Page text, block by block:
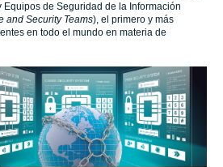
de Seguridad de la Información
and Security Teams), el primero y más
en todo el mundo en materia de